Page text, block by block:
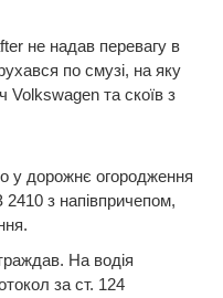
не надав перевагу в
по смузі, на яку
Volkswagen та скоїв з
у дорожнє огородження
з напівпричепом,
На водія
за ст. 124